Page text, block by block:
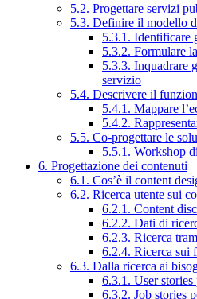
5.2. Progettare servizi
5.3. Definire il modello
5.3.1. Identificare
5.3.2. Formulare
5.3.3. Inquadrare
servizio
5.4. Descrivere il
5.4.1. Mappare
5.4.2.
5.5. Co-progettare le
5.5.1. Workshop
6. Progettazione dei contenuti
6.1. Cos’è il content
6.2. Ricerca utente sui
6.2.1. Content
6.2.2. Dati di
6.2.3. Ricerca
6.2.4. Ricerca sui
6.3. Dalla ricerca ai
6.3.1. User
6.3.2. Job stories